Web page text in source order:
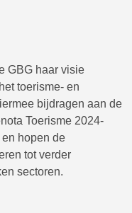
GBG haar visie
toerisme- en
bijdragen aan de
Toerisme 2024-
hopen de
tot verder
sectoren.